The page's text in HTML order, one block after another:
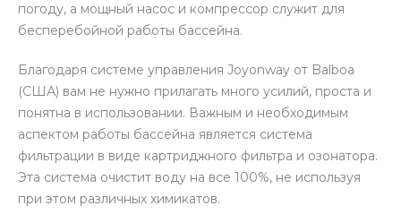
погоду, а мощный насос и компрессор служит для
бесперебойной работы бассейна.
Благодаря системе управления Joyonway от Balboa
(США) вам не нужно прилагать много усилий, проста и
понятна в использовании. Важным и необходимым
аспектом работы бассейна является система
фильтрации в виде картриджного фильтра и озонатора.
Эта система очистит воду на все 100%, не используя
при этом различных химикатов.